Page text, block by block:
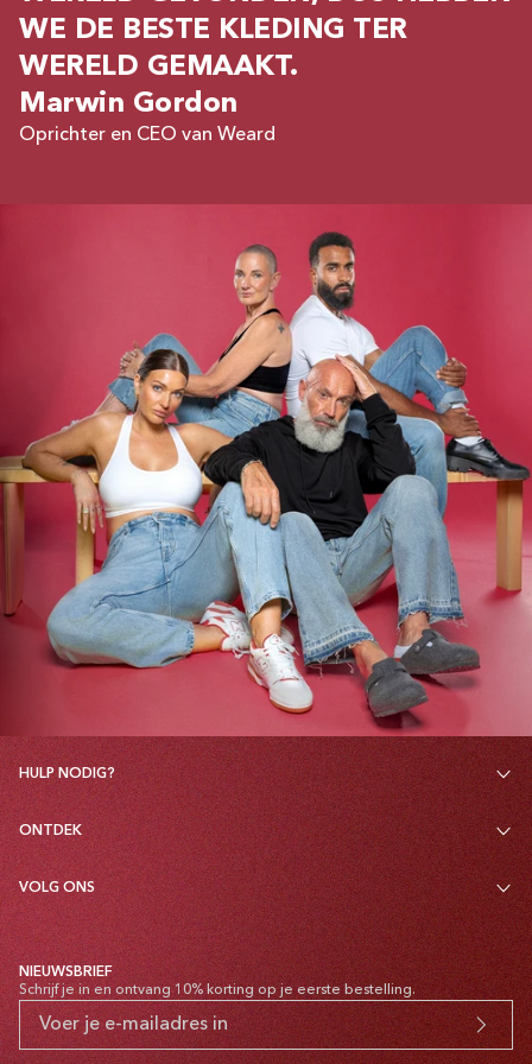
WE DE BESTE KLEDING TER
WERELD GEMAAKT.
Marwin Gordon
Oprichter en CEO van Weard
HULP NODIG?
ONTDEK
VOLG ONS
NIEUWSBRIEF
Schrijf je in en ontvang 10% korting op je eerste bestelling.